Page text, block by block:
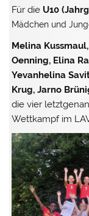
Für die U10 (Jahr
Mädchen und
Melina
Oenning, Elina
Yevanhelina
Krug, Jarno
die vier
Wettkampf im